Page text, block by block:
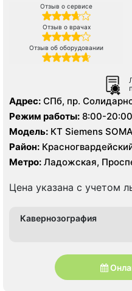
Отзыв о сервисе
Отзыв о врачах
Отзыв об оборудовании
Адрес: СПб, пр.
Режим работы: 8:00-20:00
Модель: КТ Siemens
срезов, КТ Toshiba
Район:
Метро: Ладожская,
Цена указана с учетом
Кавернозография